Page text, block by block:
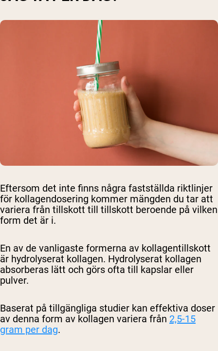
Eftersom det inte finns några fastställda riktlinjer
för kollagendosering kommer mängden du tar att
variera från tillskott till tillskott beroende på vilken
form det är i.
En av de vanligaste formerna av kollagentillskott
är hydrolyserat kollagen. Hydrolyserat kollagen
absorberas lätt och görs ofta till kapslar eller
pulver.
Baserat på tillgängliga studier kan effektiva doser
av denna form av kollagen variera från 2,5-15
gram per dag.